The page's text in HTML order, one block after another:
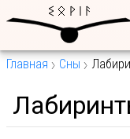
Главная Сны